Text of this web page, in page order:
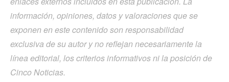
información, opiniones, datos y valoraciones que se
exponen en este contenido son responsabilidad
exclusiva de su autor y no reflejan necesariamente la
línea editorial, los criterios informativos ni la posición de
Cinco Noticias.